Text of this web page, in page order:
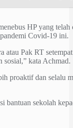
HP yang
Covid-19 ini.
Pak RT
sosial,” kata Achmad.
proaktif dan selalu
bantuan sekolah